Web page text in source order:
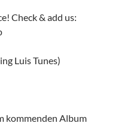
Check & add us:
Luis Tunes)
kommenden Album